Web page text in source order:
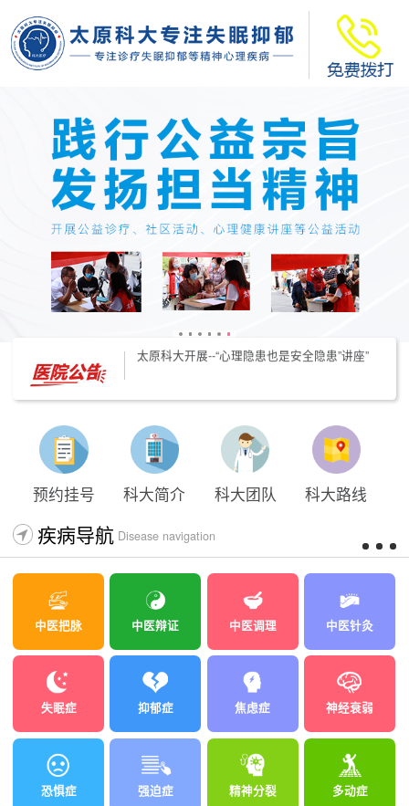
太原科大开展--“心理隐患也是安全隐患”讲座”
预约挂号 科大简介 科大团队 科大路线
疾病导航 Disease navigation
中医把脉 中医辩证 中医调理 中医针灸
失眠症 抑郁症 焦虑症 神经衰弱
恐惧症 强迫症 精神分裂 多动症